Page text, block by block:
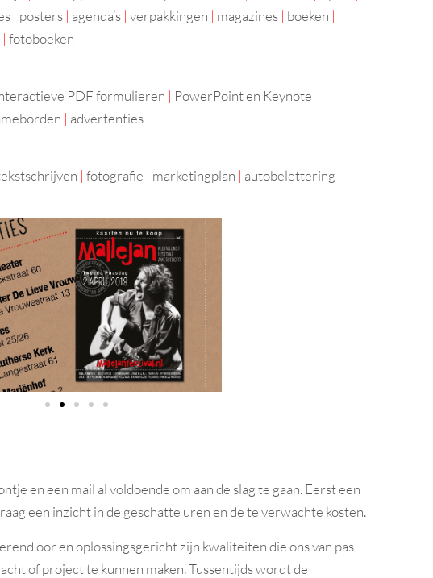
| posters | agenda’s | verpakkingen | magazines | boeken |
| fotoboeken
PDF formulieren | PowerPoint en Keynote
| advertenties
| fotografie | marketingplan | autobelettering
en een mail al voldoende om aan de slag te gaan. Eerst een
een inzicht in de geschatte uren en de te verwachte kosten.
oor en oplossingsgericht zijn kwaliteiten die ons van pas
of project te kunnen maken. Tussentijds wordt de